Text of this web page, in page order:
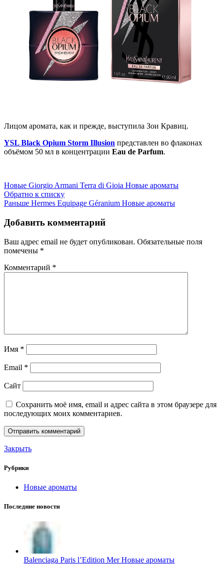
Лицом аромата, как и прежде, выступила Зои Кравиц.
YSL Black Opium Storm Illusion представлен во флаконах
объёмом 50 мл в концентрации Eau de Parfum.
Новые Giorgio Armani Terra di Gioia Новые ароматы
Обратно к списку
Раньше Hermes Equipage Géranium Новые ароматы
Добавить комментарий
Ваш адрес email не будет опубликован. Обязательные поля
помечены *
Комментарий *
Имя *
Email *
Сайт
Сохранить моё имя, email и адрес сайта в этом браузере для
последующих моих комментариев.
Закрыть
Рубрики
Новые ароматы
Последние новости
Balenciaga Paris l’Edition Mer Новые ароматы